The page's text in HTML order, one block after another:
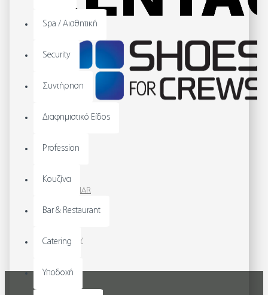
Spa / Αισθητική
Security
Συντήρηση
Διαφημιστικό Είδος
Profession
Κουζίνα
Bar & Restaurant
Catering
Υποδοχή